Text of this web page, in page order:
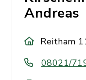
Andreas
Reitham
08021/